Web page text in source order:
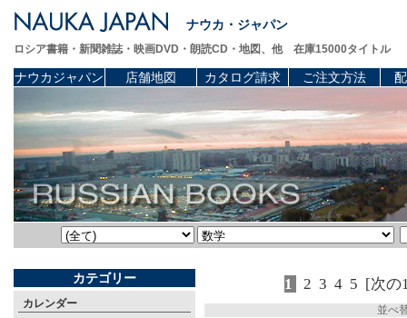
ナウカ・ジャパン
ロシア書籍・新聞雑誌・映画DVD・朗読CD・地図、他 在庫15000タイトル
ナウカジャパン 店舗地図 カタログ請求 ご注文方法
カテゴリー
カレンダー
1 2 3 4 5 [次の
並べ